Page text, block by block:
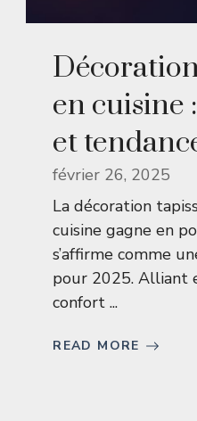
en cuisine
et
février 26, 2025
La décoration
cuisine gagne en
s’affirme comme
pour 2025. Alliant
confort ...
READ MORE